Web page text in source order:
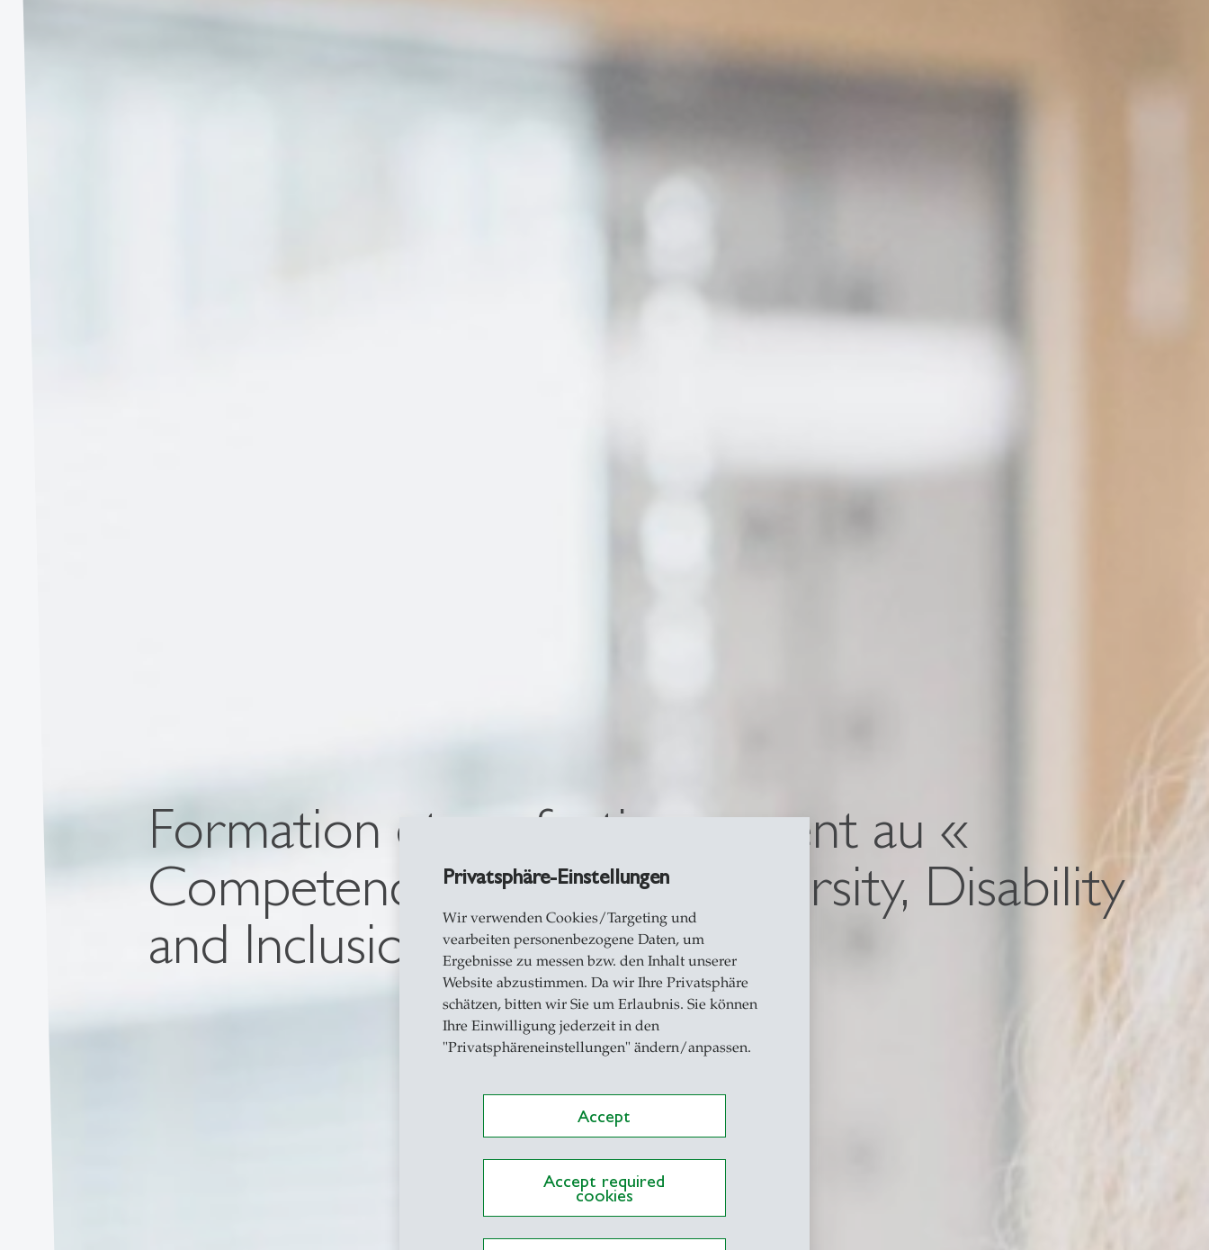
Privatsphäre-Einstellungen
Wir verwenden Cookies/Targeting und
vearbeiten personenbezogene Daten, um
Ergebnisse zu messen bzw. den Inhalt unserer
Website abzustimmen. Da wir Ihre Privatsphäre
schätzen, bitten wir Sie um Erlaubnis. Sie können
Ihre Einwilligung jederzeit in den
"Privatsphäreneinstellungen" ändern/anpassen.
Accept
Accept required
cookies
Formation et perfectionnement au «
Competence Center for Diversity, Disability
and Inclusion »